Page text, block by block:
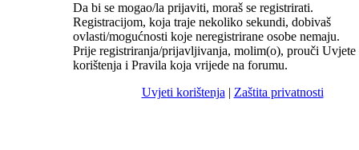
Da bi se mogao/la prijaviti, moraš se registrirati.
Registracijom, koja traje nekoliko sekundi, dobivaš
ovlasti/mogućnosti koje neregistrirane osobe nemaju.
Prije registriranja/prijavljivanja, molim(o), prouči Uvjete
korištenja i Pravila koja vrijede na forumu.
Uvjeti korištenja | Zaštita privatnosti